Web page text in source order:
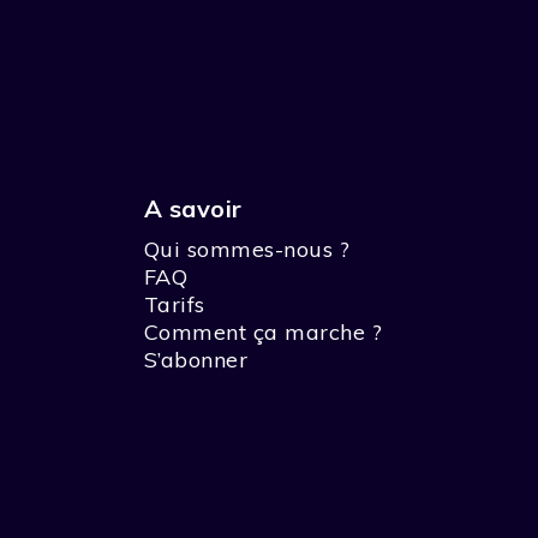
A savoir
Qui sommes-nous ?
FAQ
Tarifs
Comment ça marche ?
S’abonner